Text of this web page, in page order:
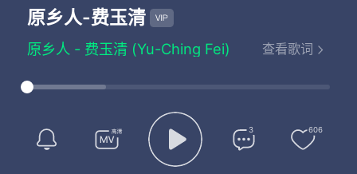
原乡人-费玉清
原乡人 - 费玉清 (Yu-Ching Fei)
曲：汤尼
我张开一双翅膀
飞到那陌生的城池
去到我向往的地方
在旷野中 我嗅到芬芳
查看歌词
3 606